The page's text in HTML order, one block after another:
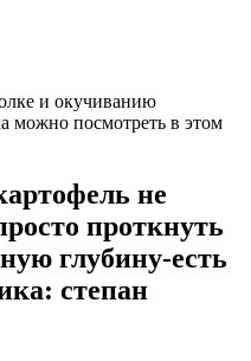
и окучиванию
можно посмотреть в этом
не
проткнуть
глубину-есть
степан